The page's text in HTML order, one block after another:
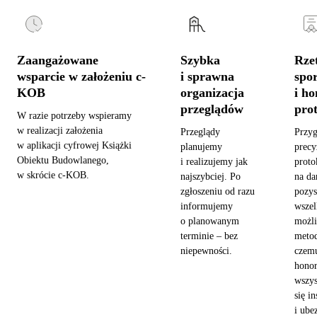
Zaangażowane
wsparcie w założeniu c-
KOB
W razie potrzeby wspieramy
w realizacji założenia
w aplikacji cyfrowej Książki
Obiektu Budowlanego,
w skrócie c-KOB.
Szybka
i sprawna
organizacja
przeglądów
Przeglądy
planujemy
i realizujemy jak
najszybciej. Po
zgłoszeniu od razu
informujemy
o planowanym
terminie – bez
niepewności.
i
na
się
i